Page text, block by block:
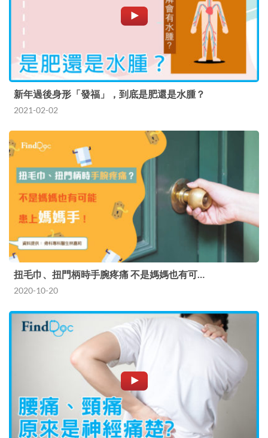
新年過後身形「發福」，到底是肥還是水腫？
2021-02-02
扭毛巾、扭門柄時手腕疼痛 不是媽媽也有可…
2020-10-20